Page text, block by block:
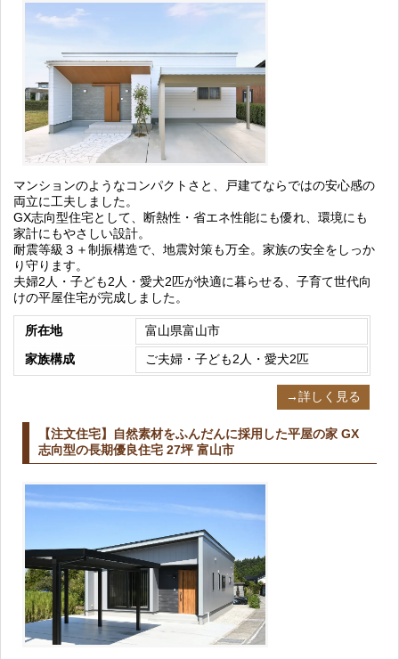
マンションのようなコンパクトさと、戸建てならではの安心感の
両立に工夫しました。
GX志向型住宅として、断熱性・省エネ性能にも優れ、環境にも
家計にもやさしい設計。
耐震等級３＋制振構造で、地震対策も万全。家族の安全をしっか
り守ります。
夫婦2人・子ども2人・愛犬2匹が快適に暮らせる、子育て世代向
けの平屋住宅が完成しました。
所在地
富山県富山市
家族構成
ご夫婦・子ども2人・愛犬2匹
→詳しく見る
【注文住宅】自然素材をふんだんに採用した平屋の家 GX
志向型の長期優良住宅 27坪 富山市